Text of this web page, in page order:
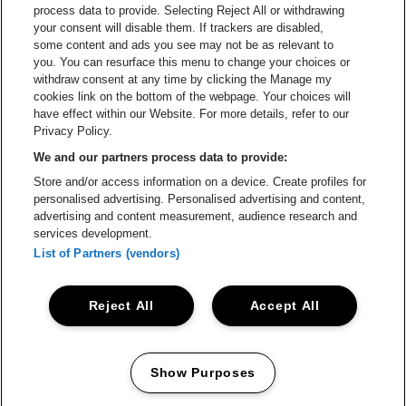
Ga naar de website van Het
Ga naar de
Ga naar de website van Gazet
Ga naar de
Stadsschouwburg Antwerpen is een deel van be•at
Stadsschouwburg Antwerpen
Nieuwstad 1, 2000 Antwerpen
Be-At Venues
Schijnpoortweg 119, 2170 Antwerpen
BTW (BE) 0461.051.688 - RPR Antwerpen
BNP Paribas Fortis - IBAN: BE93 2200 4925 0067 - BIC:
GEBABEBB
ProclaimerCookiesManage my cookiesPrivacy
process data to provide. Selecting Reject All or withdrawing
your consent will disable them. If trackers are disabled,
some content and ads you see may not be as relevant to
you. You can resurface this menu to change your choices or
withdraw consent at any time by clicking the Manage my
cookies link on the bottom of the webpage. Your choices will
have effect within our Website. For more details, refer to our
Privacy Policy.
We and our partners process data to provide:
Store and/or access information on a device. Create profiles for
personalised advertising. Personalised advertising and content,
advertising and content measurement, audience research and
services development.
List of Partners (vendors)
Accept All
Reject All
Show Purposes